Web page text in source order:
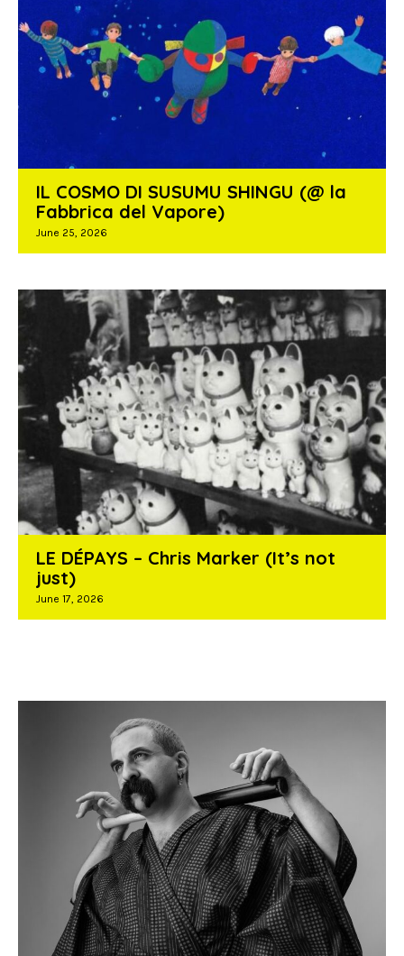
IL COSMO DI SUSUMU SHINGU (@ la
Fabbrica del Vapore)
June 25, 2026
LE DÉPAYS – Chris Marker (It’s not
just)
June 17, 2026